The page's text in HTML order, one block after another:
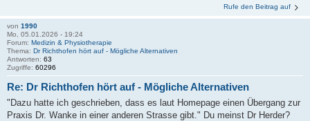
Rufe den Beitrag auf
von 1990
Mo, 05.01.2026 - 19:24
Forum: Medizin & Physiotherapie
Thema: Dr Richthofen hört auf - Mögliche Alternativen
Antworten: 63
Zugriffe: 60296
Re: Dr Richthofen hört auf - Mögliche Alternativen
"Dazu hatte ich geschrieben, dass es laut Homepage einen Übergang zur
Praxis Dr. Wanke in einer anderen Strasse gibt." Du meinst Dr Herder?